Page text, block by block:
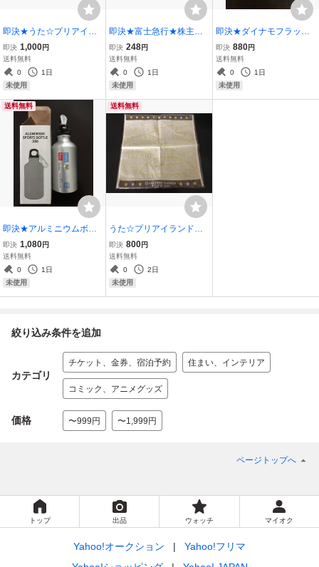
即決★うた☆プリアイラ
ンド★書類フォルダー★
株主優待★ブロッコリー
★非売品
即決 1,000円
送料無料
0
1日
未使用
即決★富士急行★株主優
待★優待割引券
即決 248円
送料無料
0
1日
未使用
即決★ダイナモフラッシ
ュライト★LED★手回し
★FJK-D001BK★b
即決 880円
送料無料
0
1日
未使用
送料無料
即決★アルミニウムボト
ル★350ml★西武★ペペ
★限定
即決 1,080円
送料無料
0
1日
未使用
送料無料
うた☆プリアイランド★
ハンドタオル★非売品★
株主優待★ブロッコリー
即決 800円
送料無料
0
2日
未使用
絞り込み条件を追加
カテゴリ
チケット、金券、宿泊予約 住まい、インテリア
コミック、アニメグッズ
価格 〜999円 〜1,999円
ページトップへ
トップ 出品 ウォッチ マイオク
Yahoo!オークション
Yahoo!フリマ